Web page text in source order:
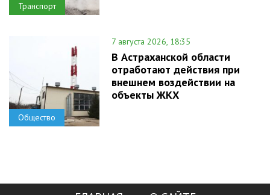
Транспорт
Общество
7 августа 2026, 18:35
В Астраханской области
отработают действия при
внешнем воздействии на
объекты ЖКХ